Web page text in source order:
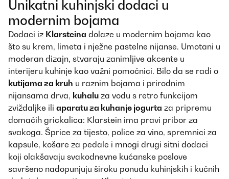
Unikatni kuhinjski dodaci u
modernim bojama
Dodaci iz Klarsteina dolaze u modernim bojama kao
što su krem, limeta i nježne pastelne nijanse. Umotani u
moderan dizajn, stvaraju zanimljive akcente u
interijeru kuhinje kao važni pomoćnici. Bilo da se radi o
kutijama za kruh u raznim bojama i prirodnim
nijansama drva, kuhalu za vodu s retro funkcijom
zviždaljke ili aparatu za kuhanje jogurta za pripremu
domaćih grickalica: Klarstein ima pravi pribor za
svakoga. Šprice za tijesto, police za vino, spremnici za
kapsule, košare za pedale i mnogi drugi sitni dodaci
koji olakšavaju svakodnevne kućanske poslove
savršeno nadopunjuju široku ponudu kuhinjskih i kućnih